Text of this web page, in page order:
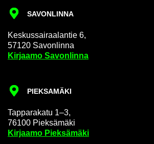
SA­VON­LIN­NA
Kes­kus­sai­raa­lan­tie 6,
57120 Sa­von­lin­na
Kir­jaa­mo Sa­von­lin­na
PIEK­SA­MÄ­KI
Tap­pa­ra­ka­tu 1–3,
76100 Piek­sä­mä­ki
Kir­jaa­mo Piek­sä­mä­ki